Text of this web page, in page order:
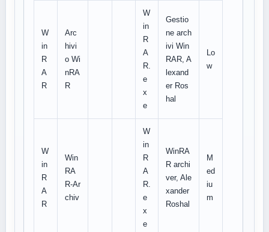
W
in
R
A
R
Arc
hivi
o Wi
nRA
R
W
in
R
A
R.
e
x
e
Gestio
ne arch
ivi Win
RAR, A
lexand
er Ros
hal
Lo
w
W
in
R
A
R
Win
RA
R-Ar
chiv
W
in
R
A
R.
e
x
e
WinRA
R archi
ver, Ale
xander
Roshal
M
ed
iu
m